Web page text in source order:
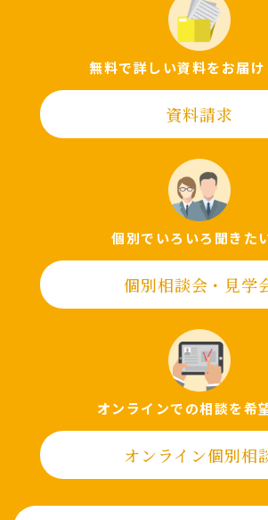
無料で詳しい資料をお届
資料請求
個別でいろいろ聞きた
個別相談会・⾒学
オンラインでの相談を希
オンライン個別相